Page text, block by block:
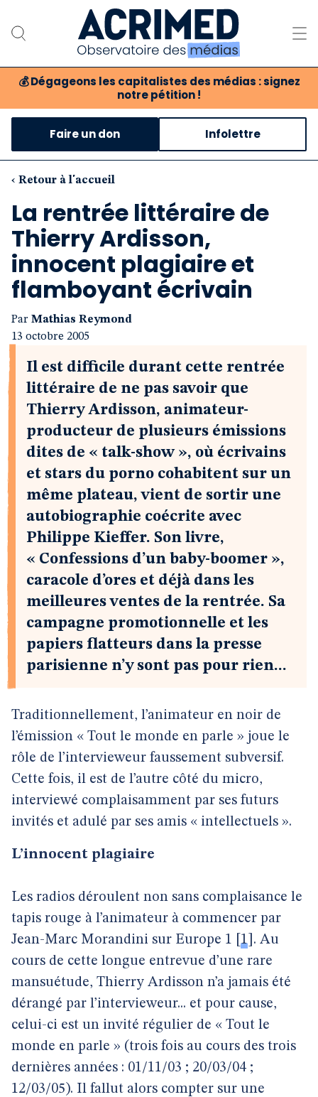
💰 Dégageons les capitalistes des médias : signez
notre pétition !
Notre association
Notre critique des médias
Nos propositions
Notre revue
Boutique
Faire un don Infolettre
‹ Retour à l'accueil
La rentrée littéraire de
Thierry Ardisson,
innocent plagiaire et
flamboyant écrivain
Par Mathias Reymond
13 octobre 2005
Il est difficile durant cette rentrée
littéraire de ne pas savoir que
Thierry Ardisson, animateur-
producteur de plusieurs émissions
dites de « talk-show », où écrivains
et stars du porno cohabitent sur un
même plateau, vient de sortir une
autobiographie coécrite avec
Philippe Kieffer. Son livre,
« Confessions d’un baby-boomer »,
caracole d’ores et déjà dans les
meilleures ventes de la rentrée. Sa
campagne promotionnelle et les
papiers flatteurs dans la presse
parisienne n’y sont pas pour rien...
Traditionnellement, l’animateur en noir de
l’émission « Tout le monde en parle » joue le
rôle de l’intervieweur faussement subversif.
Cette fois, il est de l’autre côté du micro,
interviewé complaisamment par ses futurs
invités et adulé par ses amis « intellectuels ».
L’innocent plagiaire
Les radios déroulent non sans complaisance le
tapis rouge à l’animateur à commencer par
Jean-Marc Morandini sur Europe 1
1 . Au
cours de cette longue entrevue d’une rare
mansuétude, Thierry Ardisson n’a jamais été
dérangé par l’intervieweur... et pour cause,
celui-ci est un invité régulier de « Tout le
monde en parle » (trois fois au cours des trois
dernières années : 01/11/03 ; 20/03/04 ;
12/03/05). Il fallut alors compter sur une